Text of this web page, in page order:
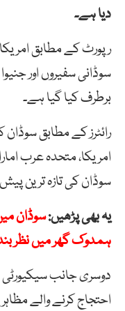
دیا ہے۔
رپورٹ کے مطابق
سوڈانی سفیروں اور
برطرف کیا گیا ہے۔
امریکا، متحدہ عرب
سوڈان کی تازہ ترین
یہ بھی پڑھیں:سوڈان
ہمدوک گھر میں نظر
دوسری جانب سیکیورٹی
احتجاج کرنے والے